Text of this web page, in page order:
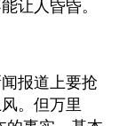
让人昏昏。
报道上要抢
。但万里